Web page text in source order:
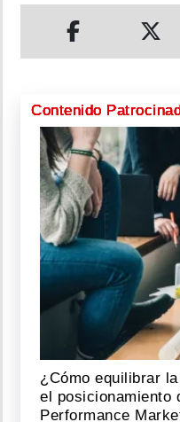
Contenido
¿Cómo equilibrar
el posicionamiento
Performance